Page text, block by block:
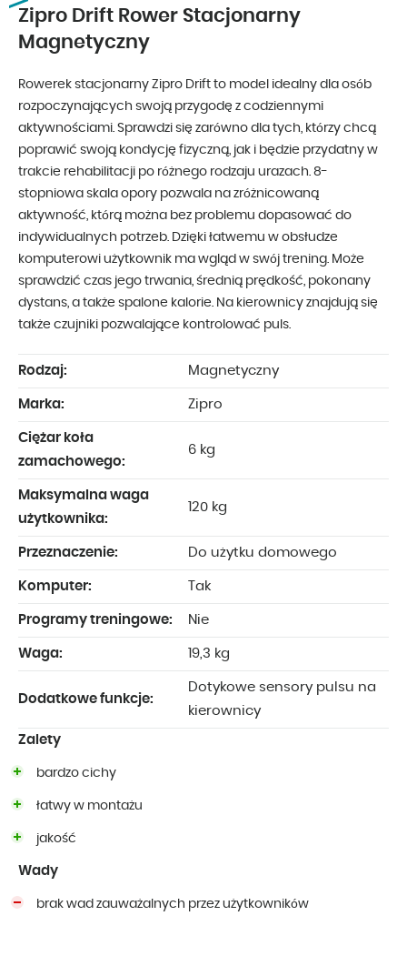
Zipro Drift Rower Stacjonarny
Magnetyczny
Rowerek stacjonarny Zipro Drift to model idealny dla osób
rozpoczynających swoją przygodę z codziennymi
aktywnościami. Sprawdzi się zarówno dla tych, którzy chcą
poprawić swoją kondycję fizyczną, jak i będzie przydatny w
trakcie rehabilitacji po różnego rodzaju urazach. 8-
stopniowa skala opory pozwala na zróżnicowaną
aktywność, którą można bez problemu dopasować do
indywidualnych potrzeb. Dzięki łatwemu w obsłudze
komputerowi użytkownik ma wgląd w swój trening. Może
sprawdzić czas jego trwania, średnią prędkość, pokonany
dystans, a także spalone kalorie. Na kierownicy znajdują się
także czujniki pozwalające kontrolować puls.
Rodzaj: Magnetyczny
Marka: Zipro
Ciężar koła
zamachowego:
6 kg
Maksymalna waga
użytkownika:
120 kg
Przeznaczenie: Do użytku domowego
Komputer: Tak
Programy treningowe: Nie
Waga: 19,3 kg
Dodatkowe funkcje:
Dotykowe sensory pulsu na
kierownicy
Zalety
bardzo cichy
łatwy w montażu
jakość
Wady
brak wad zauważalnych przez użytkowników